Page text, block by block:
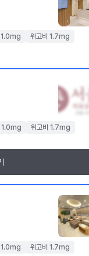
1.0mg
위고비 1.7mg
1.0mg
위고비 1.7mg
1.0mg
위고비 1.7mg